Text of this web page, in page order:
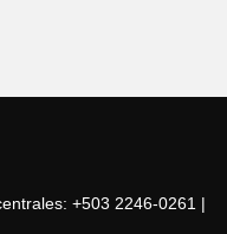
+503 2246-0261 |